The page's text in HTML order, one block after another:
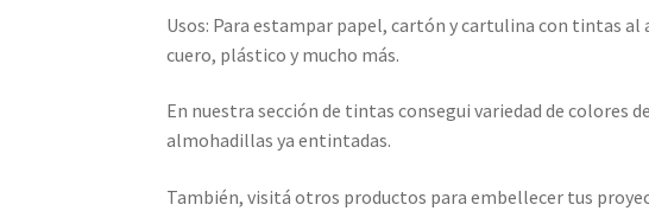
Usos: Para estampar papel, cartón y cartulina con tintas
cuero, plástico y mucho más.
En nuestra sección de tintas consegui variedad de
almohadillas ya entintadas.
También, visitá otros productos para embellecer tus